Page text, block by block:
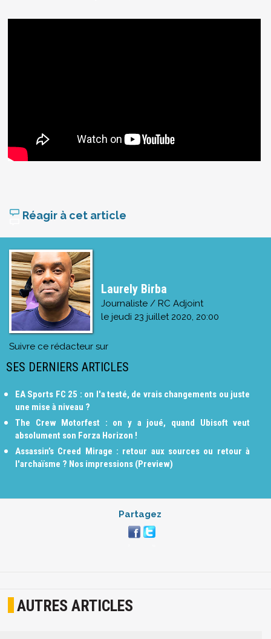
Réagir à cet article
Laurely Birba
Journaliste / RC Adjoint
le jeudi 23 juillet 2020, 20:00
Suivre ce rédacteur sur
SES DERNIERS ARTICLES
EA Sports FC 25 : on l'a testé, de vrais changements ou juste
une mise à niveau ?
The Crew Motorfest : on y a joué, quand Ubisoft veut
absolument son Forza Horizon !
Assassin’s Creed Mirage : retour aux sources ou retour à
l'archaïsme ? Nos impressions (Preview)
Partagez
AUTRES ARTICLES